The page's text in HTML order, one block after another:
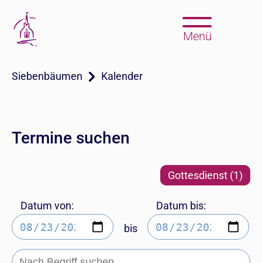
Menü
Siebenbäumen Kalender
Termine suchen
Gottesdienst (1)
Datum von:
bis
Datum bis: